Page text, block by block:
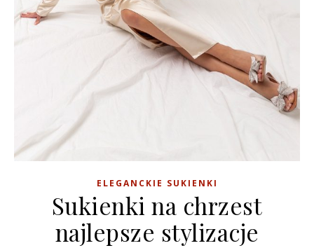
ELEGANCKIE SUKIENKI
Sukienki na chrzest
najlepsze stylizacje